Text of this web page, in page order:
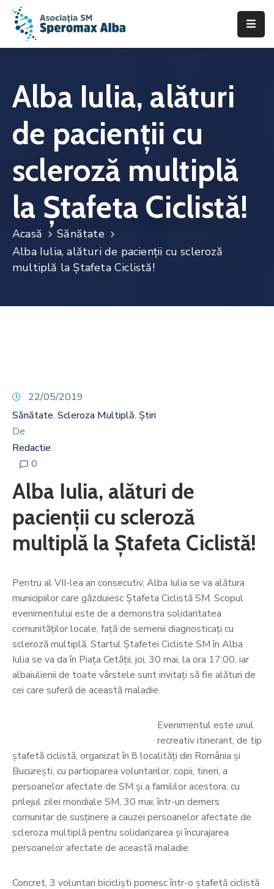
Despre
noi
Scleroza
Multiplă
Asistență
&
Suport
de
ajutor
Contact
Alba Iulia, alături
de pacienții cu
scleroză multiplă
la Ștafeta Ciclistă!
Acasă
Sănătate
Alba Iulia, alături de pacienții cu scleroză
multiplă la Ștafeta Ciclistă!
22/05/2019
Sănătate‚ Scleroza Multiplă‚ Știri
De
Redactie
0
Alba Iulia, alături de
pacienții cu scleroză
multiplă la Ștafeta Ciclistă!
Pentru al VII-lea an consecutiv, Alba Iulia se va alătura
municipiilor care găzduiesc Ștafeta Ciclistă SM. Scopul
evenimentului este de a demonstra solidaritatea
comunităților locale, față de semenii diagnosticați cu
scleroză multiplă. Startul Ștafetei Cicliste SM în Alba
Iulia se va da în Piața Cetății, joi, 30 mai, la ora 17:00, iar
albaiulienii de toate vârstele sunt invitați să fie alături de
cei care suferă de această maladie.
Evenimentul este unul
recreativ itinerant, de tip
ștafetă ciclistă, organizat în 8 localități din România și
București, cu participarea voluntarilor, copii, tineri, a
persoanelor afectate de SM și a famililor acestora, cu
prilejul zilei mondiale SM, 30 mai, într-un demers
comunitar de susținere a cauzei persoanelor afectate de
scleroza multiplă pentru solidarizarea și încurajarea
persoanelor afectate de această maladie.
Concret, 3 voluntari bicicliști pornesc într-o ștafetă ciclistă